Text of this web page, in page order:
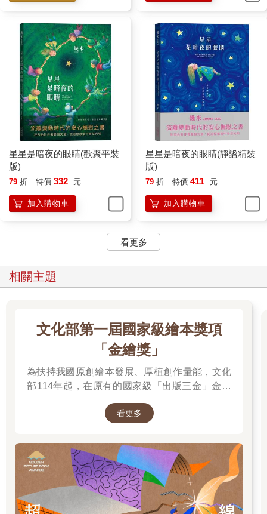
星星是暗夜的眼睛(歡聚平裝
版)
79 折 特價 332 元
加入購物車
星星是暗夜的眼睛(靜謐精裝
版)
79 折 特價 411 元
加入購物車
看更多
相關主題
文化部第一屆國家級繪本獎項
「金繪獎」
為扶持我國原創繪本發展、厚植創作量能，文化
部114年起，在原有的國家級「出版三金」金鼎
促進台灣圖文出版的多元發展。獎項分為「特別
「跨域應用獎」、「年度繪本獎」，以及「金繪
大獎」。
看更多